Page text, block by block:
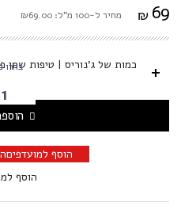
₪ 69 מחיר ל-100 מ"ל: ₪69.00
+ כמות של ג'נוריס | טיפות שמןבחרו
הוסף למועדפים
הוסף